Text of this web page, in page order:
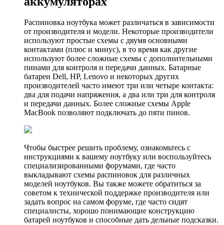
Распиновка ноутбука может различаться в зависимости
от производителя и модели. Некоторые производители
используют простые схемы с двумя основными
контактами (плюс и минус), в то время как другие
используют более сложные схемы с дополнительными
пинами для контроля и передачи данных. Батарные
батареи Dell, HP, Lenovo и некоторых других
производителей часто имеют три или четыре контакта:
два для подачи напряжения, а два или три для контроля
и передачи данных. Более сложные схемы Apple
MacBook позволяют подключать до пяти пинов.
Чтобы быстрее решить проблему, ознакомьтесь с
инструкциями к вашему ноутбуку или воспользуйтесь
специализированными форумами, где часто
выкладывают схемы распиновок для различных
моделей ноутбуков. Вы также можете обратиться за
советом к технической поддержке производителя или
задать вопрос на самом форуме, где часто сидят
специалисты, хорошо понимающие конструкцию
батарей ноутбуков и способные дать дельные подсказки.